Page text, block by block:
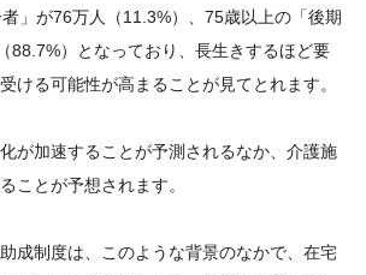
」が76万人（11.3%）、75歳以上の「後期
88.7%）となっており、長生きするほど要
ける可能性が高まることが見てとれます。
が加速することが予測されるなか、介護施
ことが予想されます。
成制度は、このような背景のなかで、在宅